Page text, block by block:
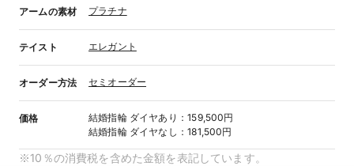
アームの素材 プラチナ
テイスト エレガント
オーダー方法 セミオーダー
価格 結婚指輪 ダイヤあり ：159,500円
結婚指輪 ダイヤなし ：181,500円
※10％の消費税を含めた金額を表記しています。